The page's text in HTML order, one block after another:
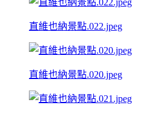
直維也納景點.022.jpeg
直維也納景點.020.jpeg